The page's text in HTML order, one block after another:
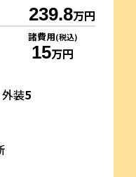
239.8万円
諸費用(税込)
15万円
装5